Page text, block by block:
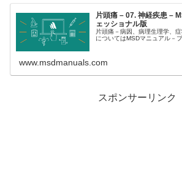
片頭痛 – 07. 神経疾患 –
ェッショナル版
片頭痛－病因、病理生理学、
についてはMSDマニュアル－
www.msdmanuals.com
スポンサーリンク